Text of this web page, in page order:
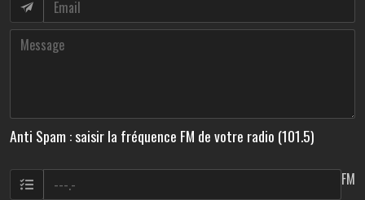
Anti Spam : saisir la fréquence FM de votre radio (101.5)
FM